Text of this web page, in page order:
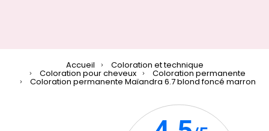
Accueil Coloration et technique
Coloration pour cheveux Coloration permanente
Coloration permanente Maïandra 6.7 blond foncé marron